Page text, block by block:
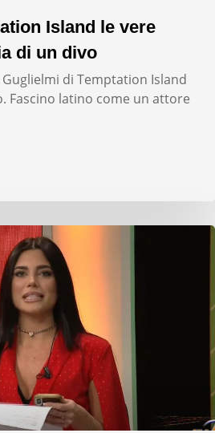
Island le vere
di un divo
di Temptation Island
Fascino latino come un attore